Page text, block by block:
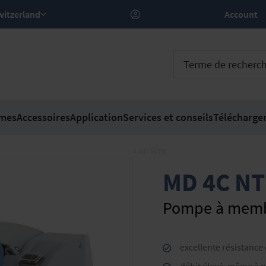
– Switzerland Account
AccessoiresApplicationServices et conseils
MD 4C NT
Pompe à
excellente